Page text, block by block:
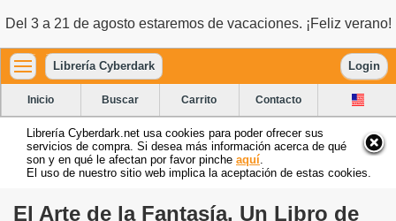
Del 3 a 21 de agosto estaremos de vacaciones. ¡Feliz verano!
Librería Cyberdark Login
Inicio Buscar Carrito Contacto
Librería Cyberdark.net usa cookies para poder ofrecer sus
servicios de compra. Si desea más información acerca de qué
son y en qué le afectan por favor pinche aquí
El uso de nuestro sitio web implica la aceptación de estas cookies.
El Arte de la Fantasía. Un Libro de